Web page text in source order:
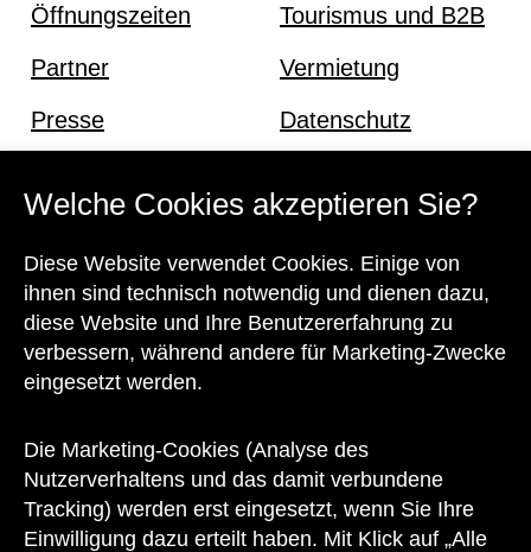
Welche Cookies akzeptieren Sie?
Diese Website verwendet Cookies. Einige von
ihnen sind technisch notwendig und dienen dazu,
diese Website und Ihre Benutzererfahrung zu
verbessern, während andere für Marketing-Zwecke
eingesetzt werden.
Die Marketing-Cookies (Analyse des
Nutzerverhaltens und das damit verbundene
Tracking) werden erst eingesetzt, wenn Sie Ihre
Einwilligung dazu erteilt haben. Mit Klick auf „Alle
Öffnungszeiten
Partner
Presse
Tourismus und B2B
Vermietung
Datenschutz
Kontakt
zu den Öffnungszeiten des Museums
auch telefonisch zur Verfügung:
+43 1 505 87 47 85173